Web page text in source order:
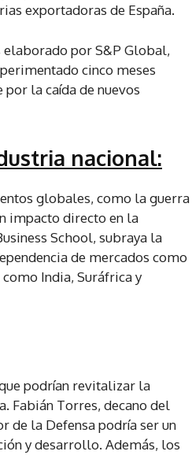
exportadoras de España.
elaborado por S&P Global,
cinco meses
la caída de nuevos
nacional:
globales, como la guerra
impacto directo en la
School, subraya la
de mercados como
India, Suráfrica y
podrían revitalizar la
Fabián Torres, decano del
de la Defensa podría ser un
y desarrollo. Además, los